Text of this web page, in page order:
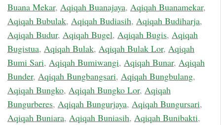
Buana Mekar, Aqiqah Buanajaya, Aqiqah Buanamekar,
Aqiqah Bubulak, Aqiqah Budiasih, Aqiqah Budiharja,
Aqiqah Budur, Aqiqah Bugel, Aqiqah Bugis, Aqiqah
Bugistua, Aqiqah Bulak, Aqiqah Bulak Lor, Aqiqah
Bumi Sari, Aqiqah Bumiwangi, Aqiqah Bunar, Aqiqah
Bunder, Aqiqah Bungbangsari, Aqiqah Bungbulang,
Aqiqah Bungko, Aqiqah Bungko Lor, Aqiqah
Bungurberes, Aqiqah Bungurjaya, Aqiqah Bungursari,
Aqiqah Buniara, Aqiqah Buniasih, Aqiqah Bunibakti,